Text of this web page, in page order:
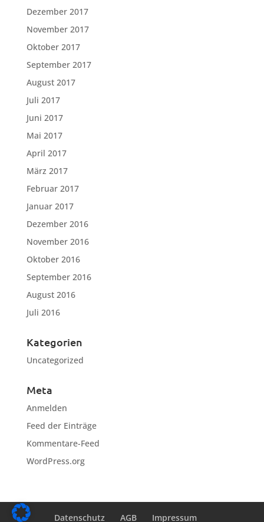
Dezember 2017
November 2017
Oktober 2017
September 2017
August 2017
Juli 2017
Juni 2017
Mai 2017
April 2017
März 2017
Februar 2017
Januar 2017
Dezember 2016
November 2016
Oktober 2016
September 2016
August 2016
Juli 2016
Kategorien
Uncategorized
Meta
Anmelden
Feed der Einträge
Kommentare-Feed
WordPress.org
Datenschutz AGB Impressum